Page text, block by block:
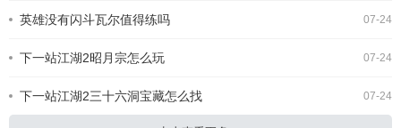
07-24
英雄没有闪斗瓦尔值得练吗
07-24
下一站江湖2昭月宗怎么玩
07-24
下一站江湖2三十六洞宝藏怎么找